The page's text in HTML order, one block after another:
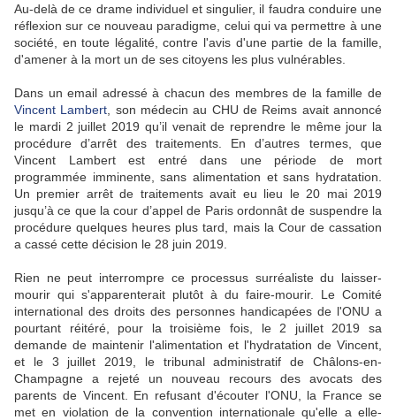
Au-delà de ce drame individuel et singulier, il faudra conduire une
réflexion sur ce nouveau paradigme, celui qui va permettre à une
société, en toute légalité, contre l'avis d'une partie de la famille,
d'amener à la mort un de ses citoyens les plus vulnérables.
Dans un email adressé à chacun des membres de la famille de
Vincent Lambert , son médecin au CHU de Reims avait annoncé
le mardi 2 juillet 2019 qu’il venait de reprendre le même jour la
procédure d’arrêt des traitements. En d’autres termes, que
Vincent Lambert est entré dans une période de mort
programmée imminente, sans alimentation et sans hydratation.
Un premier arrêt de traitements avait eu lieu le 20 mai 2019
jusqu’à ce que la cour d’appel de Paris ordonnât de suspendre la
procédure quelques heures plus tard, mais la Cour de cassation
a cassé cette décision le 28 juin 2019.
Rien ne peut interrompre ce processus surréaliste du laisser-
mourir qui s'apparenterait plutôt à du faire-mourir. Le Comité
international des droits des personnes handicapées de l'ONU a
pourtant réitéré, pour la troisième fois, le 2 juillet 2019 sa
demande de maintenir l'alimentation et l'hydratation de Vincent,
et le 3 juillet 2019, le tribunal administratif de Châlons-en-
Champagne a rejeté un nouveau recours des avocats des
parents de Vincent. En refusant d'écouter l'ONU, la France se
met en violation de la convention internationale qu'elle a elle-